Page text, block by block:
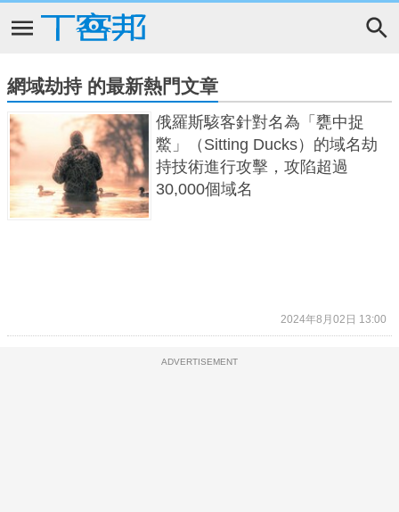
網域劫持 的最新熱門文章
俄羅斯駭客針對名為「甕中捉
鱉」（Sitting Ducks）的域名劫
持技術進行攻擊，攻陷超過
30,000個域名
2024年8月02日 13:00
ADVERTISEMENT